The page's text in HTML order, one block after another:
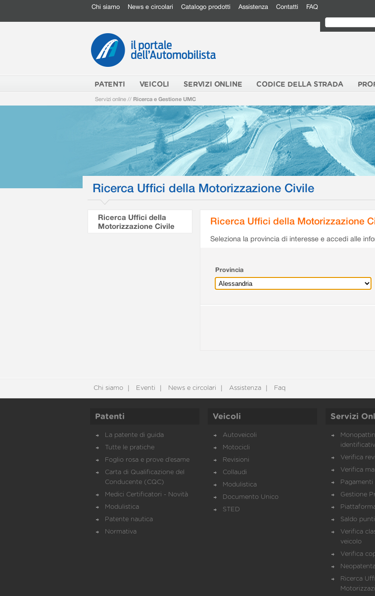
Chi siamo News e circolari Catalogo prodotti Assistenza Contatti FAQ
PATENTI VEICOLI SERVIZI ONLINE CODICE DELLA STRADA
Servizi online // Ricerca e Gestione UMC
Ricerca Uffici della Motorizzazione Civile
Ricerca Uffici della
Motorizzazione Civile
Ricerca Uffici della Motorizzazione
Seleziona la provincia di interesse e accedi alle
Provincia
Chi siamo Eventi News e circolari Assistenza Faq
Patenti
La patente di guida
Tutte le pratiche
Foglio rosa e prove d’esame
Carta di Qualificazione del
Conducente (CQC)
Medici Certificatori - Novità
Modulistica
Patente nautica
Normativa
Veicoli
Autoveicoli
Motocicli
Revisioni
Collaudi
Modulistica
Documento Unico
STED
Servizi
Verifica
Verifica
Pagamenti
Gestione
Saldo
Verifica
veicolo
Verifica
Ricerca